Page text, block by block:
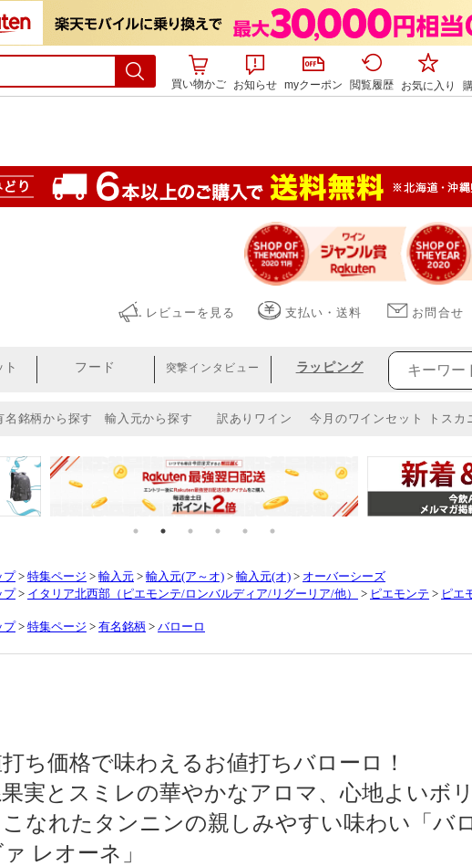
買い物かご お知らせ myクーポン 閲覧履歴 お気に入り
プ > 特集ページ > 輸入元 > 輸入元(ア～オ) > 輸入元(オ) > オーバーシーズ
プ > イタリア北西部（ピエモンテ/ロンバルディア/リグーリア/他） > ピエモンテ > ピエ
プ > 特集ページ > 有名銘柄 > バローロ
ち価格で味わえるお値打ちバローロ！
実とスミレの華やかなアロマ、心地よいボ
なれたタンニンの親しみやすい味わい「バ
レオーネ」